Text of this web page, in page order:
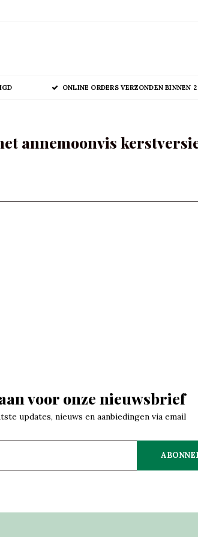
ONLINE ORDERS VERZONDEN BINNEN
annemoonvis
voor onze nieuwsbrief
updates, nieuws en aanbiedingen via email